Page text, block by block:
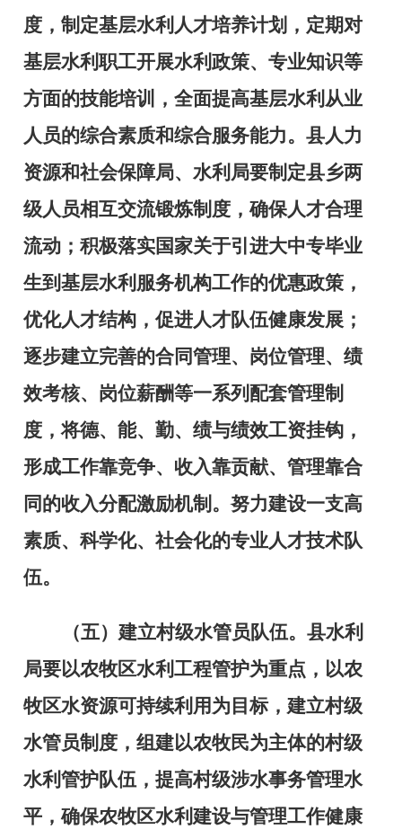
度，制定基层水利人才培养计划，定期对
基层水利职工开展水利政策、专业知识等
方面的技能培训，全面提高基层水利从业
人员的综合素质和综合服务能力。县人力
资源和社会保障局、水利局要制定县乡两
级人员相互交流锻炼制度，确保人才合理
流动；积极落实国家关于引进大中专毕业
生到基层水利服务机构工作的优惠政策，
优化人才结构，促进人才队伍健康发展；
逐步建立完善的合同管理、岗位管理、绩
效考核、岗位薪酬等一系列配套管理制
度，将德、能、勤、绩与绩效工资挂钩，
形成工作靠竞争、收入靠贡献、管理靠合
同的收入分配激励机制。努力建设一支高
素质、科学化、社会化的专业人才技术队
伍。
（五）建立村级水管员队伍。 县水利
局要以农牧区水利工程管护为重点，以农
牧区水资源可持续利用为目标，建立村级
水管员制度，组建以农牧民为主体的村级
水利管护队伍，提高村级涉水事务管理水
平，确保农牧区水利建设与管理工作健康